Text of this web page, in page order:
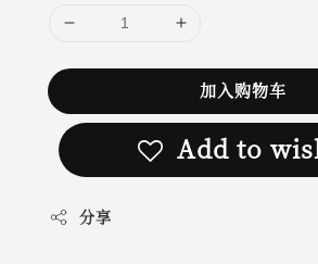
加入购物车
Add to
分享